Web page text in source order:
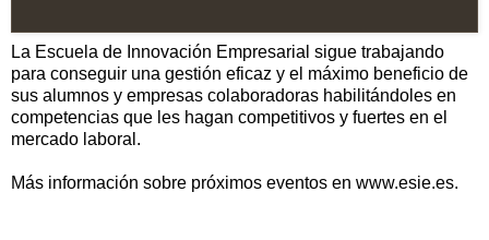
La Escuela de Innovación Empresarial sigue trabajando
para conseguir una gestión eficaz y el máximo beneficio de
sus alumnos y empresas colaboradoras habilitándoles en
competencias que les hagan competitivos y fuertes en el
mercado laboral.
Más información sobre próximos eventos en www.esie.es.